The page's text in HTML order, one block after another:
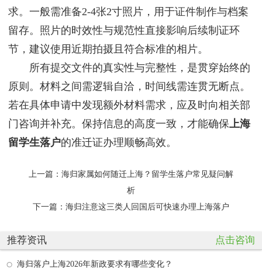
求。一般需准备2-4张2寸照片，用于证件制作与档案
留存。照片的时效性与规范性直接影响后续制证环
节，建议使用近期拍摄且符合标准的相片。
所有提交文件的真实性与完整性，是贯穿始终的
原则。材料之间需逻辑自洽，时间线需连贯无断点。
若在具体申请中发现额外材料需求，应及时向相关部
门咨询并补充。保持信息的高度一致，才能确保上海
留学生落户的准迁证办理顺畅高效。
上一篇： 海归家属如何随迁上海？留学生落户常见疑问解
析
下一篇： 海归注意这三类人回国后可快速办理上海落户
推荐资讯 点击咨询
海归落户上海2026年新政要求有哪些变化？